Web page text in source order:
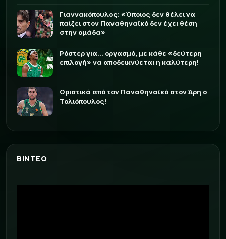
Γιαννακόπουλος: «Όποιος δεν θέλει να
παίζει στον Παναθηναϊκό δεν έχει θέση
στην ομάδα»
Ρόστερ για... οργασμό, με κάθε «δεύτερη
επιλογή» να αποδεικνύεται η καλύτερη!
Οριστικά από τον Παναθηναϊκό στον Άρη ο
Τολιόπουλος!
ΒΙΝΤΕΟ